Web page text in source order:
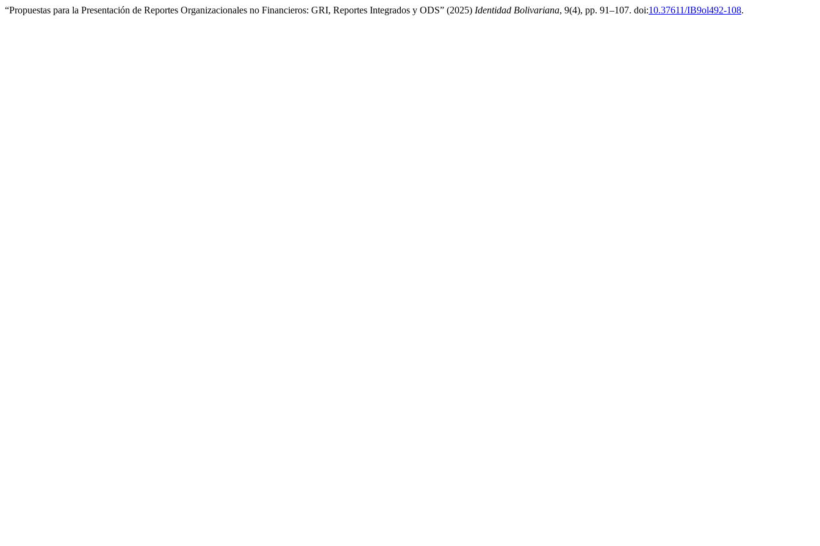
“Propuestas para la Presentación de Reportes Organizacionales no Financieros: GRI, Reportes Integrados y ODS” (2025) Identidad Bolivariana, 9(4), pp. 91–107. doi:10.37611/IB9ol492-108.